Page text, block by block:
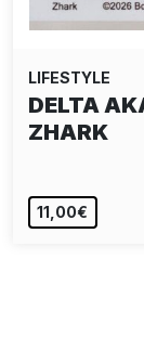
LIFESTYLE
DELTA
ZHARK
11,00€